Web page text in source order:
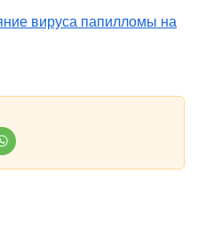
вируса папилломы на